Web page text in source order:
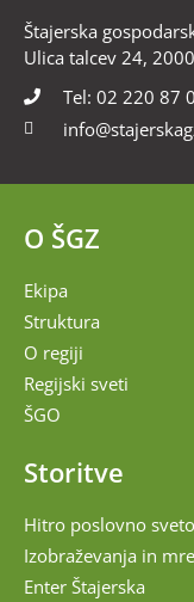
Štajerska
Ulica talcev 24,
Tel: 02 220 87
O ŠGZ
Ekipa
Struktura
O regiji
Regijski sveti
ŠGO
Storitve
Hitro poslovno
Izobraževanja in
Enter Štajerska